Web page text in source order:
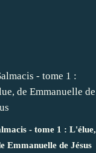
- tome 1 : L'élue,
Emmanuelle de Jésus